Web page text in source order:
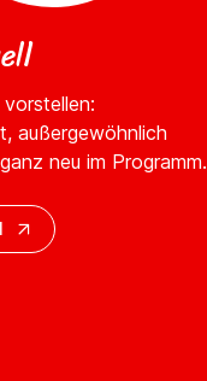
außergewöhnlich
neu im Programm.